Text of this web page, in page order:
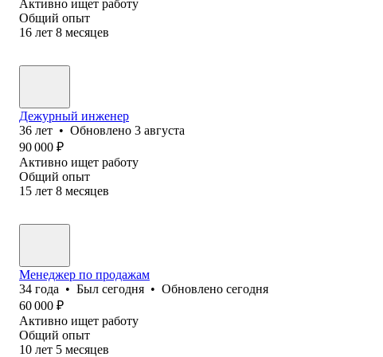
Активно ищет работу
Общий опыт
16 лет 8 месяцев
Дежурный инженер
36 лет • Обновлено 3 августа
90 000 ₽
Активно ищет работу
Общий опыт
15 лет 8 месяцев
Менеджер по продажам
34 года • Был сегодня • Обновлено сегодня
60 000 ₽
Активно ищет работу
Общий опыт
10 лет 5 месяцев